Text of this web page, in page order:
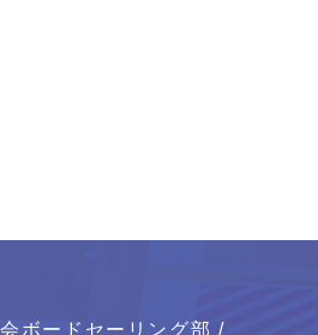
ボードセーリング部 /